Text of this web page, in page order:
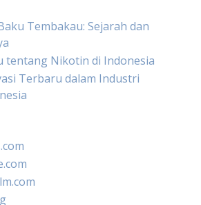
Tembakau: Sejarah dan
tentang Nikotin di Indonesia
Terbaru dalam Industri